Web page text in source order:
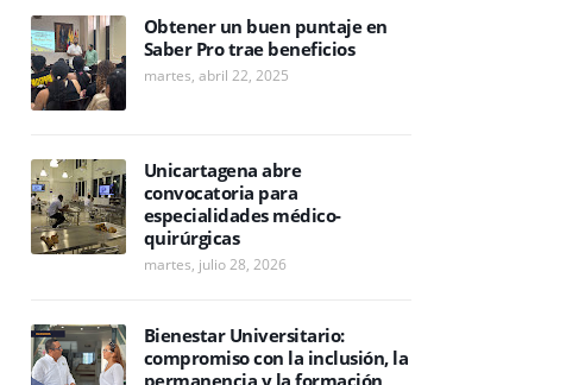
Obtener un buen puntaje en
Saber Pro trae beneficios
martes, abril 22, 2025
Unicartagena abre
convocatoria para
especialidades médico-
quirúrgicas
martes, julio 28, 2026
Bienestar Universitario:
compromiso con la inclusión, la
permanencia y la formación